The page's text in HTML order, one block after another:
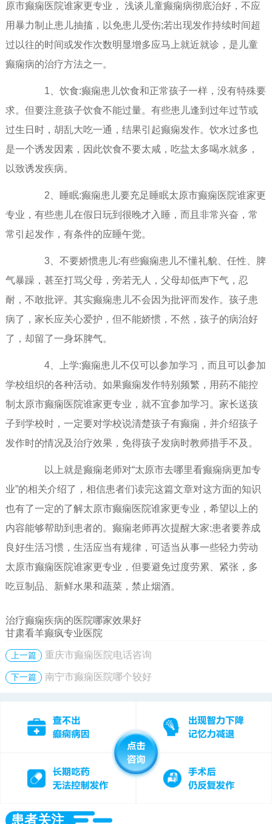
原市癫痫医院谁家更专业， 浅谈儿童癫痫病彻底治好，不应
用暴力制止患儿抽搐，以免患儿受伤;若出现发作持续时间超
过以往的时间或发作次数明显增多应马上就近就诊，是儿童
癫痫病的治疗方法之一。
1、饮食:癫痫患儿饮食和正常孩子一样，没有特殊要
求。但要注意孩子饮食不能过量。有些患儿逢到过年过节或
过生日时，胡乱大吃一通，结果引起癫痫发作。饮水过多也
是一个诱发因素，因此饮食不要太咸，吃盐太多喝水就多，
以致诱发疾病。
2、睡眠:癫痫患儿要充足睡眠太原市癫痫医院谁家更
专业，有些患儿在假日玩到很晚才入睡，而且非常兴奋，常
常引起发作，有条件的应睡午觉。
3、不要娇惯患儿:有些癫痫患儿不懂礼貌、任性、脾
气暴躁，甚至打骂父母，旁若无人，父母却低声下气，忍
耐，不敢批评。其实癫痫患儿不会因为批评而发作。孩子患
病了，家长应关心爱护，但不能娇惯，不然，孩子的病治好
了，却留了一身坏脾气。
4、上学:癫痫患儿不仅可以参加学习，而且可以参加
学校组织的各种活动。如果癫痫发作特别频繁，用药不能控
制太原市癫痫医院谁家更专业，就不宜参加学习。家长送孩
子到学校时，一定要对学校说清楚孩子有癫痫，并介绍孩子
发作时的情况及治疗效果，免得孩子发病时教师措手不及。
以上就是癫痫老师对“太原市去哪里看癫痫病更加专
业”的相关介绍了，相信患者们读完这篇文章对这方面的知识
也有了一定的了解太原市癫痫医院谁家更专业，希望以上的
内容能够帮助到患者的。癫痫老师再次提醒大家:患者要养成
良好生活习惯，生活应当有规律，可适当从事一些轻力劳动
太原市癫痫医院谁家更专业，但要避免过度劳累、紧张，多
吃豆制品、新鲜水果和蔬菜，禁止烟酒。
治疗癫痫疾病的医院哪家效果好
甘肃看羊癫疯专业医院
上一篇 重庆市癫痫医院电话咨询
下一篇 南宁市癫痫医院哪个较好
患者关注